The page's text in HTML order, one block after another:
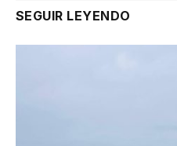
SEGUIR LEYENDO